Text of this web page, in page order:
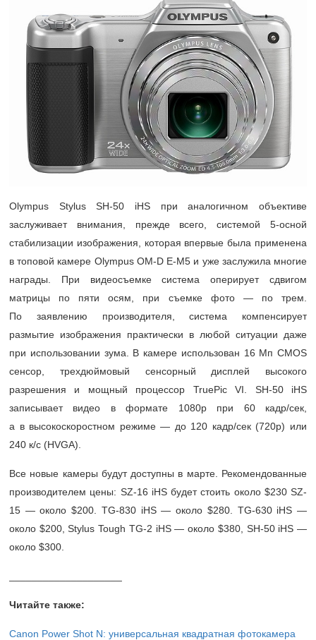
Olympus Stylus SH-50 iHS при аналогичном объективе
заслуживает внимания, прежде всего, системой 5-осной
стабилизации изображения, которая впервые была применена
в топовой камере Olympus OM-D E-M5 и уже заслужила многие
награды. При видеосъемке система оперирует сдвигом
матрицы по пяти осям, при съемке фото — по трем.
По заявлению производителя, система компенсирует
размытие изображения практически в любой ситуации даже
при использовании зума. В камере использован 16 Мп CMOS
сенсор, трехдюймовый сенсорный дисплей высокого
разрешения и мощный процессор TruePic VI. SH-50 iHS
записывает видео в формате 1080p при 60 кадр/сек,
а в высокоскоростном режиме — до 120 кадр/сек (720p) или
240 к/с (HVGA).
Все новые камеры будут доступны в марте. Рекомендованные
производителем цены: SZ-16 iHS будет стоить около $230 SZ-
15 — около $200. TG-830 iHS — около $280. TG-630 iHS —
около $200, Stylus Tough TG-2 iHS — около $380, SH-50 iHS —
около $300.
Читайте также:
Canon Power Shot N: универсальная квадратная фотокамера